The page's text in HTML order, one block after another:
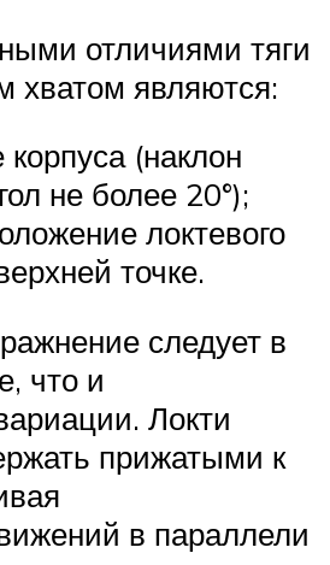
отличиями тяги
хватом являются:
(наклон
не более 20°);
локтевого
точке.
следует в
что и
Локти
прижатыми к
в параллели